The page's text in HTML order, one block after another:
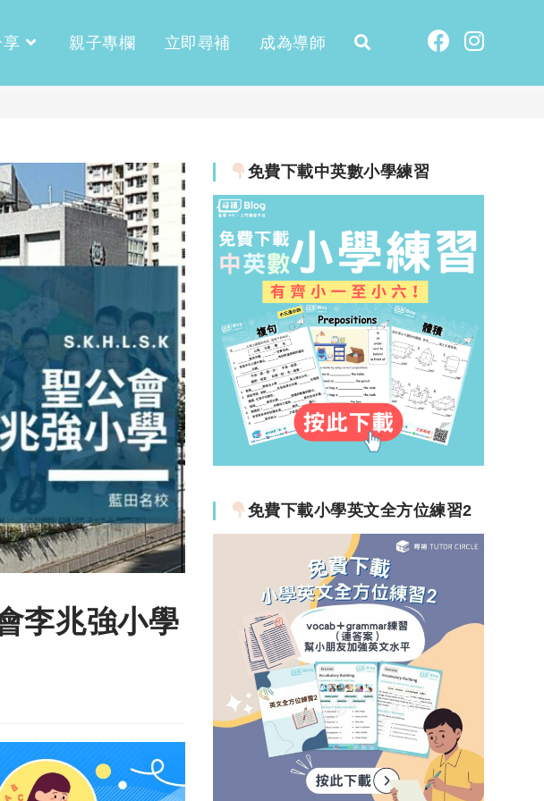
享 親子專欄 立即尋補 成為導師
李兆強小學
免費下載中英數小學練習
免費下載小學英文全方位練習2